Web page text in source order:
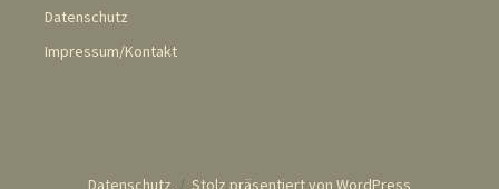
Datenschutz
Impressum/Kontakt
Datenschutz Stolz präsentiert von WordPress